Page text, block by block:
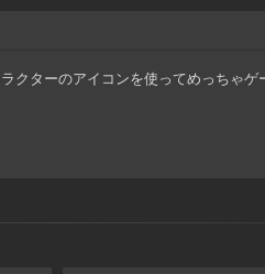
クターのアイコンを使ってめっちゃ